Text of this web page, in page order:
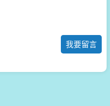
我要留言